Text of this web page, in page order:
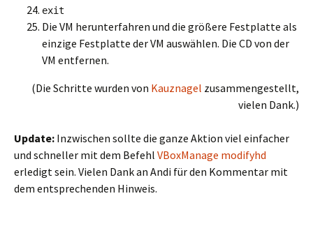
exit
Die VM herunterfahren und die größere Festplatte als
einzige Festplatte der VM auswählen. Die CD von der
VM entfernen.
(Die Schritte wurden von Kauznagel zusammengestellt,
vielen Dank.)
Update: Inzwischen sollte die ganze Aktion viel einfacher
und schneller mit dem Befehl VBoxManage modifyhd
erledigt sein. Vielen Dank an Andi für den Kommentar mit
dem entsprechenden Hinweis.